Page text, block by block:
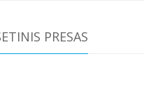
PRESAS